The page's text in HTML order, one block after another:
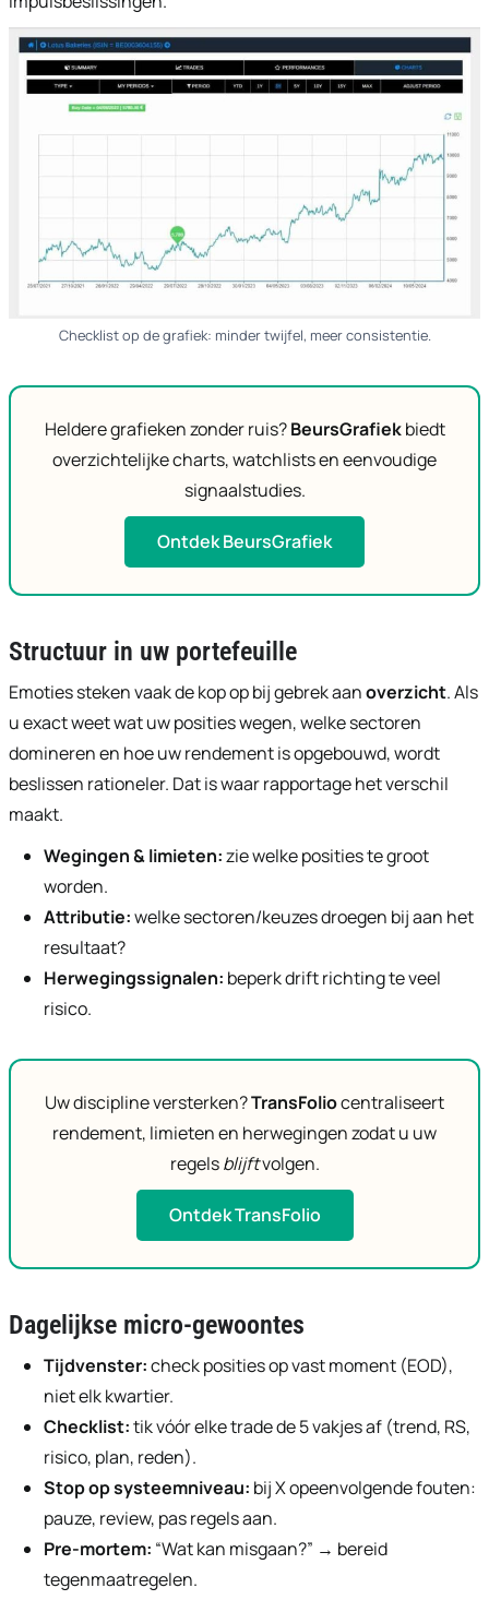
Checklist op de grafiek: minder twijfel, meer consistentie.
Heldere grafieken zonder ruis?BeursGrafiekbiedt
overzichtelijke charts, watchlists en eenvoudige
signaalstudies.
Ontdek BeursGrafiek
Structuur in uw portefeuille
Emoties steken vaak de kop op bij gebrek aanoverzicht. Als
u exact weet wat uw posities wegen, welke sectoren
domineren en hoe uw rendement is opgebouwd, wordt
beslissen rationeler. Dat is waar rapportage het verschil
maakt.
Wegingen & limieten:zie welke posities te groot
worden.
Attributie:welke sectoren/keuzes droegen bij aan het
resultaat?
Herwegingssignalen: beperk drift richting te veel
risico.
Uw discipline versterken?TransFoliocentraliseert
rendement, limieten en herwegingen zodat u uw
regelsblijftvolgen.
Ontdek TransFolio
Dagelijkse micro-gewoontes
Tijdvenster:check posities op vast moment (EOD),
niet elk kwartier.
Checklist:tik vóór elke trade de 5 vakjes af (trend, RS,
risico, plan, reden).
Stop op systeemniveau: bij X opeenvolgende fouten:
pauze, review, pas regels aan.
Pre-mortem: “Wat kan misgaan?” → bereid
tegenmaatregelen.